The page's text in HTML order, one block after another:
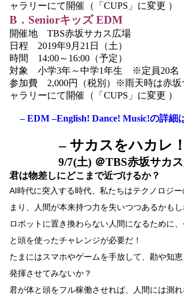
ャラリーにて開催（「CUPS」に変更 ）
B．Seniorキッズ EDM
開催地 TBS赤坂サカス広場
日程 2019年9月21日（土）
時間 14:00～16:00（予定）
対象 小学3年～中学1年生 ※定員20名
参加費 2,000円（税別）※雨天時は赤坂
ャラリーにて開催（「CUPS」に変更 ）
– EDM –English! Dance! Music!の詳細
– サカスをハカレ
9/7(土) ＠TBS赤坂サカ
君は物差しにどこまで近づけるか？
AI時代に突入する時代、私たちはテクノロジ
まり、
人間が本来持つ力を失いつつあるかもし
ロボットに置き換わらない人間になるために
と頭を使ったチャレンジが必要だ！
たまにはスマホやゲームを手放して、 勘や知
発揮させてみないか？
君が体と頭をフル稼働させれば、
人間には測